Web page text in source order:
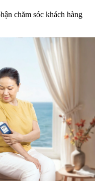
chăm sóc khách hàng